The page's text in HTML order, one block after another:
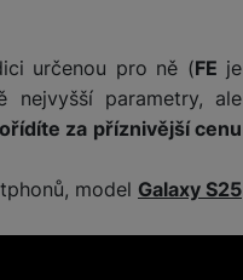
určenou pro ně (FE je
nejvyšší parametry, ale
za příznivější cenu
model Galaxy S25